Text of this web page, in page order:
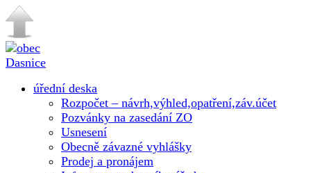
úřední deska
Rozpočet – návrh,výhled,opatření,záv.účet
Pozvánky na zasedání ZO
Usnesení
Obecně závazné vyhlášky
Prodej a pronájem